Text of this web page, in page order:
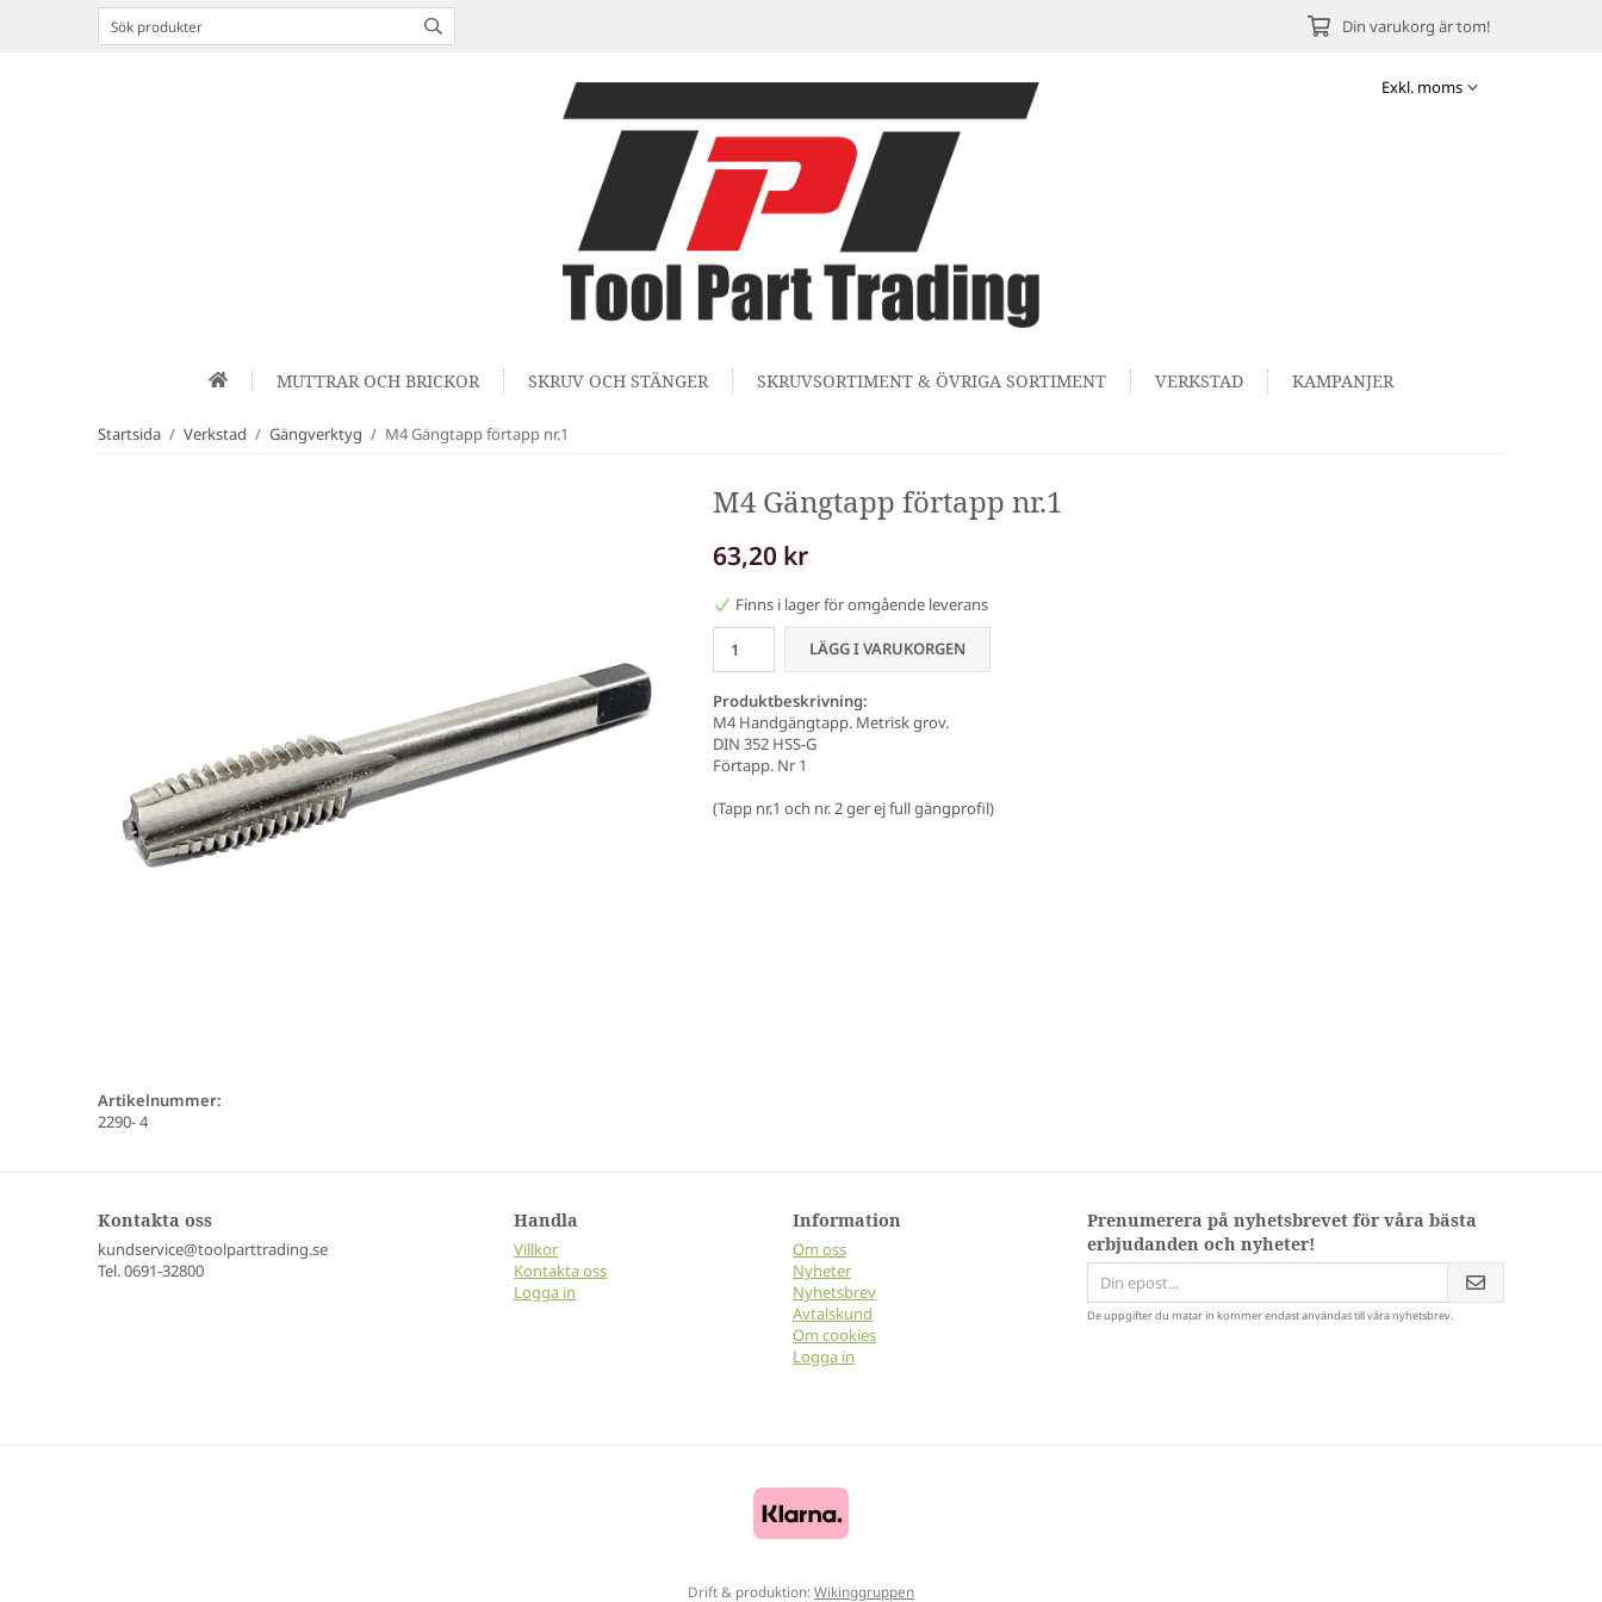
Din varukorg är tom!
MUTTRAR OCH BRICKOR SKRUV OCH STÄNGER SKRUVSORTIMENT & ÖVRIGA SORTIMENT VERKSTAD KAMPANJER
Startsida / Verkstad / Gängverktyg / M4 Gängtapp förtapp nr.1
M4 Gängtapp förtapp nr.1
63,20 kr
Finns i lager för omgående leverans
LÄGG I VARUKORGEN
Produktbeskrivning:
M4 Handgängtapp. Metrisk grov.
DIN 352 HSS-G
Förtapp. Nr 1
(Tapp nr.1 och nr. 2 ger ej full gängprofil)
Artikelnummer:
2290- 4
Kontakta oss
kundservice@toolparttrading.se
Tel. 0691-32800
Handla
Villkor
Kontakta oss
Logga in
Information
Om oss
Nyheter
Nyhetsbrev
Avtalskund
Om cookies
Logga in
Prenumerera på nyhetsbrevet för våra bästa
erbjudanden och nyheter!
De uppgifter du matar in kommer endast användas till våra nyhetsbrev.
Drift & produktion:Wikinggruppen